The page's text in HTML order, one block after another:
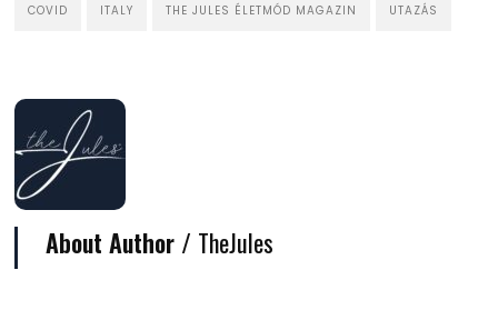
COVID ITALY THE JULES ÉLETMÓD MAGAZIN UTAZÁS
About Author / TheJules